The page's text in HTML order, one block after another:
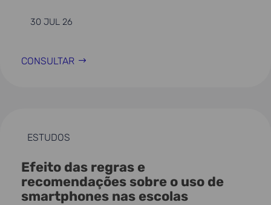
30 JUL 26
CONSULTAR
ESTUDOS
Efeito das regras e
recomendações sobre o uso de
smartphones nas escolas